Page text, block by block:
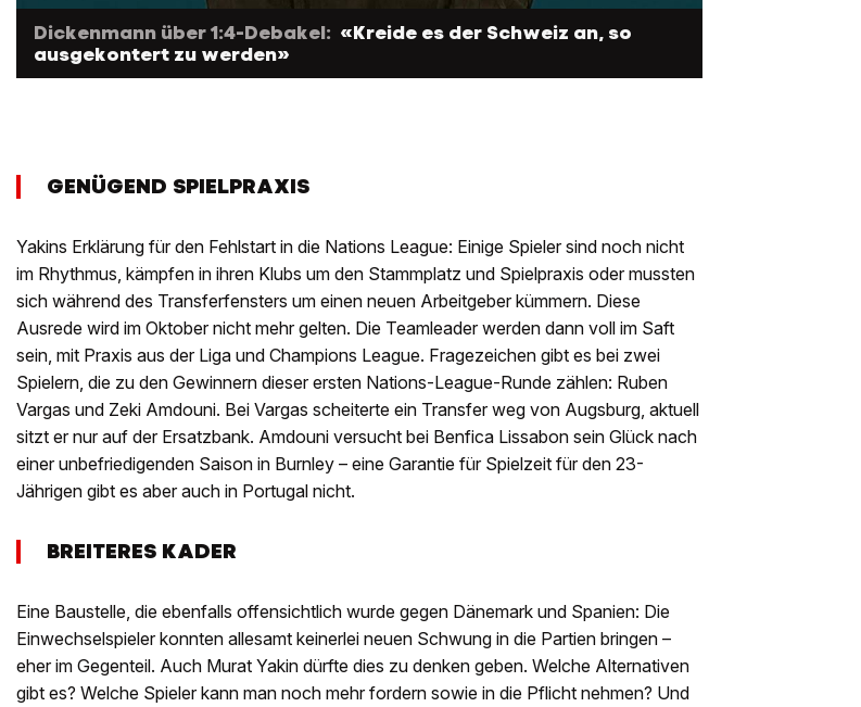
Dickenmann über 1:4-Debakel: «Kreide es der Schweiz an, so
ausgekontert zu werden»
GENÜGEND SPIELPRAXIS
Yakins Erklärung für den Fehlstart in die Nations League: Einige Spieler sind noch nicht
im Rhythmus, kämpfen in ihren Klubs um den Stammplatz und Spielpraxis oder mussten
sich während des Transferfensters um einen neuen Arbeitgeber kümmern. Diese
Ausrede wird im Oktober nicht mehr gelten. Die Teamleader werden dann voll im Saft
sein, mit Praxis aus der Liga und Champions League. Fragezeichen gibt es bei zwei
Spielern, die zu den Gewinnern dieser ersten Nations-League-Runde zählen: Ruben
Vargas und Zeki Amdouni. Bei Vargas scheiterte ein Transfer weg von Augsburg, aktuell
sitzt er nur auf der Ersatzbank. Amdouni versucht bei Benfica Lissabon sein Glück nach
einer unbefriedigenden Saison in Burnley – eine Garantie für Spielzeit für den 23-
Jährigen gibt es aber auch in Portugal nicht.
BREITERES KADER
Eine Baustelle, die ebenfalls offensichtlich wurde gegen Dänemark und Spanien: Die
Einwechselspieler konnten allesamt keinerlei neuen Schwung in die Partien bringen –
eher im Gegenteil. Auch Murat Yakin dürfte dies zu denken geben. Welche Alternativen
gibt es? Welche Spieler kann man noch mehr fordern sowie in die Pflicht nehmen? Und